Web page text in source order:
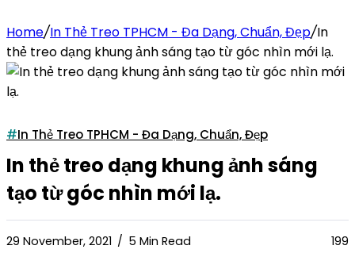
Home/In Thẻ Treo TPHCM - Đa Dạng, Chuẩn, Đẹp/In
thẻ treo dạng khung ảnh sáng tạo từ góc nhìn mới lạ.
In Thẻ Treo TPHCM - Đa Dạng, Chuẩn, Đẹp
In thẻ treo dạng khung ảnh sáng
tạo từ góc nhìn mới lạ.
29 November, 2021 5 Min Read 199